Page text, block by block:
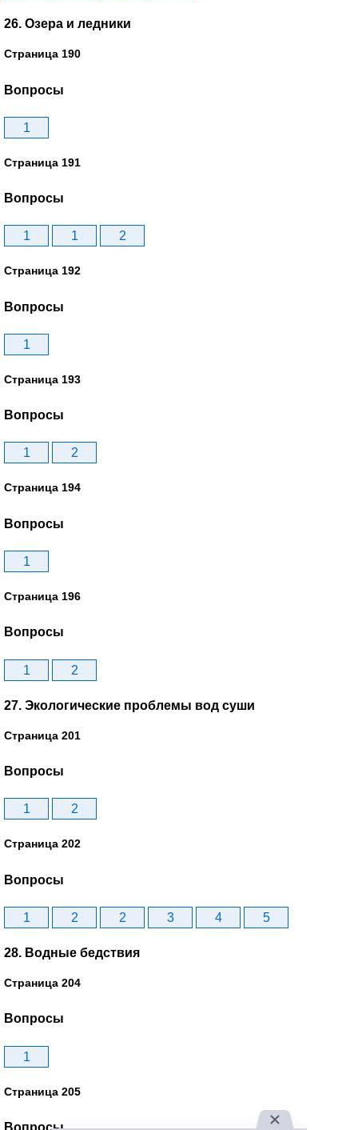
26. Озера и ледники
Страница 190
Вопросы
1
Страница 191
Вопросы
1 1 2
Страница 192
Вопросы
1
Страница 193
Вопросы
1 2
Страница 194
Вопросы
1
Страница 196
Вопросы
1 2
27. Экологические проблемы вод суши
Страница 201
Вопросы
1 2
Страница 202
Вопросы
1 2 2 3 4 5
28. Водные бедствия
Страница 204
Вопросы
1
Страница 205
Вопросы